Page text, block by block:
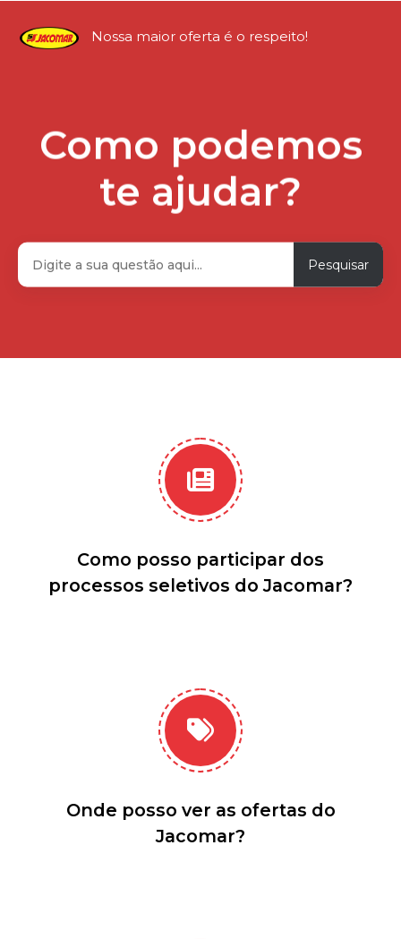
Nossa maior oferta é o respeito!
Grupo Jacomar
Pesquisa
Como podemos
te ajudar?
Como posso participar dos
processos seletivos do Jacomar?
Onde posso ver as ofertas do
Jacomar?